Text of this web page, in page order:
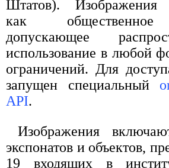
Штатов). Изображения
как общественное
допускающее
использование в любой
ограничений. Для
запущен специальный
API.
Изображения
экспонатов и объектов,
19 входящих в